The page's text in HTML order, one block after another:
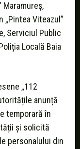
Maramureș,
Viteazul”
Serviciul Public
Locală Baia
„112
anunță
temporară în
și solicită
personalului din